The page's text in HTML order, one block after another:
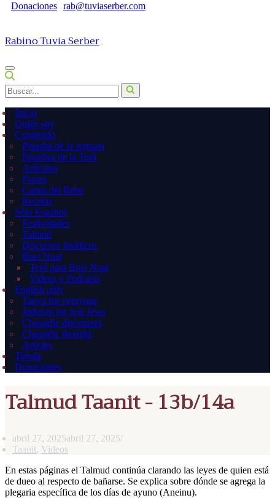
Donaciones rab@tuviaserber.com
Rabino Tuvia Serber
Menú
de
navegación
Buscar...
Inicio
Quién soy
Contenido
Parashá de la semana
Parashot de la Torá
Artículos
Frases
Cartas del Rebe
Recetas
Sólo Español
Festividades
Talmud
Discursos Jasídicos
Bnei Noaj
Torá para Bnei Noaj
Videos y Podcasts
English only
Tanya for everyone
Judaism for non Jews
Chassidic discourses
Chassidic thought
Articles
Tienda
Donaciones
Talmud Taanit - 13b/14a
abril 27, 2025abril 27, 2025
Taanit, Videos
En estas páginas el Talmud continúa clarando las leyes de quien está
de dueo al respecto de bañarse. Se explica sobre dónde se agrega la
plegaria específica de los días de ayuno (Aneinu).